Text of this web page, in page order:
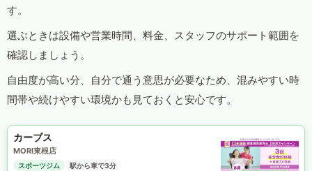
す。
選ぶときは設備や営業時間、料金、スタッフのサポート範囲を
確認しましょう。
自由度が高い分、自分で通う意思が必要なため、混みやすい時
間帯や続けやすい環境かも見ておくと安心です。
カーブス
MORI東根店
スポーツジム
駅から車で3分